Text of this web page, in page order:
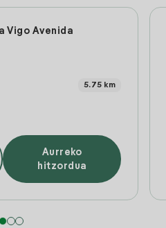
Vigo Avenida
5.75 km
Aurreko
hitzordua